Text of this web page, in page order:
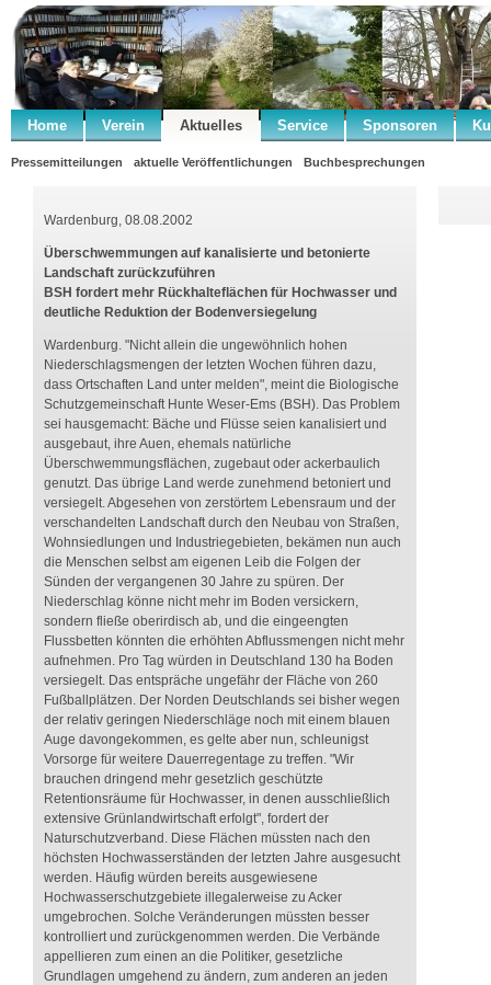
Home Verein Aktuelles Service Sponsoren
Pressemitteilungen aktuelle Veröffentlichungen Buchbesprechungen
Wardenburg, 08.08.2002
Überschwemmungen auf kanalisierte und betonierte
Landschaft zurückzuführen
BSH fordert mehr Rückhalteflächen für Hochwasser und
deutliche Reduktion der Bodenversiegelung
Wardenburg. "Nicht allein die ungewöhnlich hohen
Niederschlagsmengen der letzten Wochen führen dazu,
dass Ortschaften Land unter melden", meint die Biologische
Schutzgemeinschaft Hunte Weser-Ems (BSH). Das Problem
sei hausgemacht: Bäche und Flüsse seien kanalisiert und
ausgebaut, ihre Auen, ehemals natürliche
Überschwemmungsflächen, zugebaut oder ackerbaulich
genutzt. Das übrige Land werde zunehmend betoniert und
versiegelt. Abgesehen von zerstörtem Lebensraum und der
verschandelten Landschaft durch den Neubau von Straßen,
Wohnsiedlungen und Industriegebieten, bekämen nun auch
die Menschen selbst am eigenen Leib die Folgen der
Sünden der vergangenen 30 Jahre zu spüren. Der
Niederschlag könne nicht mehr im Boden versickern,
sondern fließe oberirdisch ab, und die eingeengten
Flussbetten könnten die erhöhten Abflussmengen nicht mehr
aufnehmen. Pro Tag würden in Deutschland 130 ha Boden
versiegelt. Das entspräche ungefähr der Fläche von 260
Fußballplätzen. Der Norden Deutschlands sei bisher wegen
der relativ geringen Niederschläge noch mit einem blauen
Auge davongekommen, es gelte aber nun, schleunigst
Vorsorge für weitere Dauerregentage zu treffen. "Wir
brauchen dringend mehr gesetzlich geschützte
Retentionsräume für Hochwasser, in denen ausschließlich
extensive Grünlandwirtschaft erfolgt", fordert der
Naturschutzverband. Diese Flächen müssten nach den
höchsten Hochwasserständen der letzten Jahre ausgesucht
werden. Häufig würden bereits ausgewiesene
Hochwasserschutzgebiete illegalerweise zu Acker
umgebrochen. Solche Veränderungen müssten besser
kontrolliert und zurückgenommen werden. Die Verbände
appellieren zum einen an die Politiker, gesetzliche
Grundlagen umgehend zu ändern, zum anderen an jeden